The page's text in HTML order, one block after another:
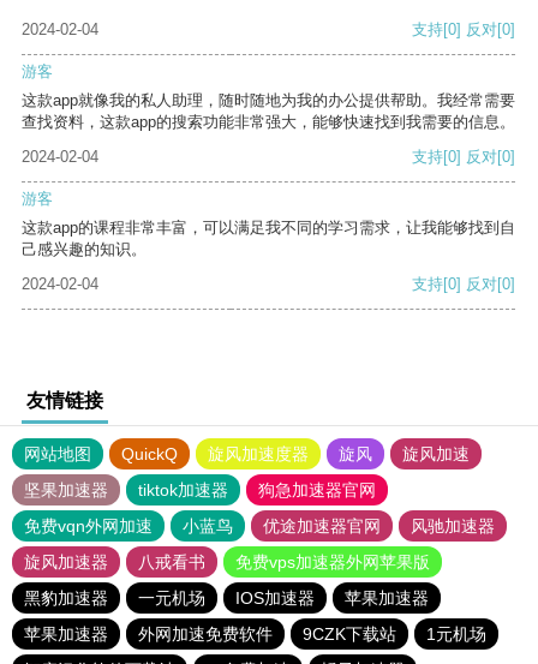
2024-02-04 支持[0] 反对[0]
游客
这款app就像我的私人助理，随时随地为我的办公提供帮助。我经常需要
查找资料，这款app的搜索功能非常强大，能够快速找到我需要的信息。
2024-02-04
支持[0] 反对[0]
游客
这款app的课程非常丰富，可以满足我不同的学习需求，让我能够找到自
己感兴趣的知识。
2024-02-04
支持[0] 反对[0]
友情链接
网站地图 QuickQ 旋风加速度器 旋风
旋风加速
坚果加速器
tiktok加速器
狗急加速器官网
免费vqn外网加速
小蓝鸟 优途加速器官网
风驰加速器
旋风加速器
八戒看书
免费vps加速器外网苹果版
黑豹加速器
一元机场 IOS加速器
苹果加速器
苹果加速器
外网加速免费软件 9CZK下载站
1元机场